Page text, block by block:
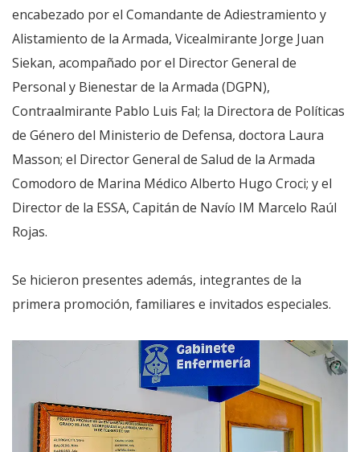
encabezado por el Comandante de Adiestramiento y
Alistamiento de la Armada, Vicealmirante Jorge Juan
Siekan, acompañado por el Director General de
Personal y Bienestar de la Armada (DGPN),
Contraalmirante Pablo Luis Fal; la Directora de Políticas
de Género del Ministerio de Defensa, doctora Laura
Masson; el Director General de Salud de la Armada
Comodoro de Marina Médico Alberto Hugo Croci; y el
Director de la ESSA, Capitán de Navío IM Marcelo Raúl
Rojas.
Se hicieron presentes además, integrantes de la
primera promoción, familiares e invitados especiales.